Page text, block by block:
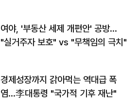
여야, '부동산 세제 개편안' 공방…
"실거주자 보호" vs "무책임의 극치"
경제성장까지 갉아먹는 역대급 폭
염…李대통령 "국가적 기후 재난"